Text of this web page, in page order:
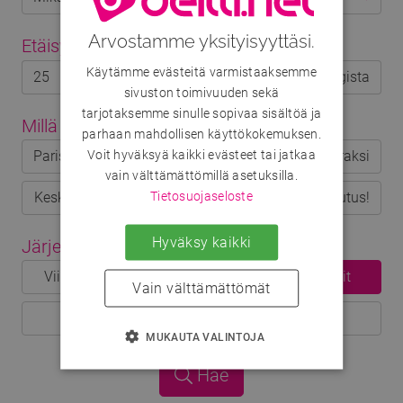
Etäisyys(valinnainen)
km kaupungista
Millä mielellä? (valinnainen)
Parisuhteeseen
Ystäväksi Matkaseuraksi
Keskusteluun Seikkailuun Etsintäkuulutus!
Järjestys
(valinnainen)
Viimeksi kirjautuneet
Uusimmat profiilit
Hae
Arvostamme yksityisyyttäsi.
Käytämme evästeitä varmistaaksemme
sivuston toimivuuden sekä
tarjotaksemme sinulle sopivaa sisältöä ja
parhaan mahdollisen käyttökokemuksen.
Voit hyväksyä kaikki evästeet tai jatkaa
vain välttämättömillä asetuksilla.
Tietosuojaseloste
Hyväksy kaikki
Vain välttämättömät
MUKAUTA VALINTOJA